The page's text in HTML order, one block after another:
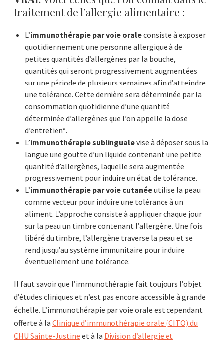
traitement de l’allergie alimentaire :
L’immunothérapie par voie oraleconsiste à exposer
quotidiennement une personne allergique à de
petites quantités d’allergènes par la bouche,
quantités qui seront progressivement augmentées
sur une période de plusieurs semaines afin d’atteindre
une tolérance. Cette dernière sera déterminée par la
consommation quotidienne d’une quantité
déterminée d’allergènes que l’on appelle la dose
d’entretien*.
L’immunothérapie sublingualevise à déposer sous la
langue une goutte d’un liquide contenant une petite
quantité d’allergènes, laquelle sera augmentée
progressivement pour induire un état de tolérance.
L’immunothérapie par voie cutanéeutilise la peau
comme vecteur pour induire une tolérance à un
aliment. L’approche consiste à appliquer chaque jour
sur la peau un timbre contenant l’allergène. Une fois
libéré du timbre, l’allergène traverse la peau et se
rend jusqu’au système immunitaire pour induire
éventuellement une tolérance.
Il faut savoir que l’immunothérapie fait toujours l’objet
d’études cliniques et n’est pas encore accessible à grande
échelle. L’immunothérapie par voie orale est cependant
offerte à la Clinique d’immunothérapie orale (CITO) du
CHU Sainte-Justine et à la Division d’allergie et